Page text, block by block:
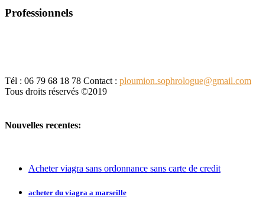
Professionnels
Tél : 06 79 68 18 78 Contact : ploumion.sophrologue@gmail.com
Tous droits réservés ©2019
Nouvelles recentes:
Acheter viagra sans ordonnance sans carte de credit
acheter du viagra a marseille